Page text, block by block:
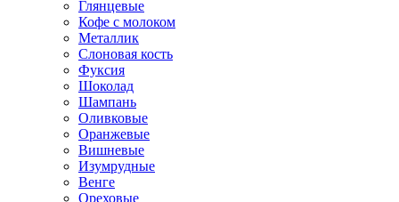
Глянцевые
Кофе с молоком
Металлик
Слоновая кость
Фуксия
Шоколад
Шампань
Оливковые
Оранжевые
Вишневые
Изумрудные
Венге
Ореховые